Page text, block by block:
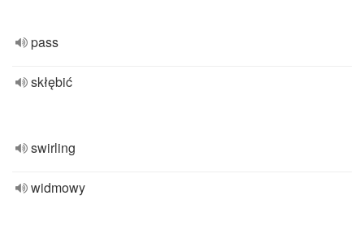
pass
skłębić
swirling
widmowy